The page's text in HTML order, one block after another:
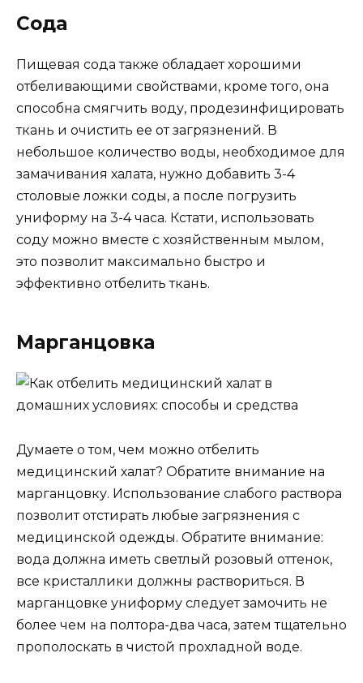
Сода
Пищевая сода также обладает хорошими
отбеливающими свойствами, кроме того, она
способна смягчить воду, продезинфицировать
ткань и очистить ее от загрязнений. В
небольшое количество воды, необходимое для
замачивания халата, нужно добавить 3-4
столовые ложки соды, а после погрузить
униформу на 3-4 часа. Кстати, использовать
соду можно вместе с хозяйственным мылом,
это позволит максимально быстро и
эффективно отбелить ткань.
Марганцовка
Думаете о том, чем можно отбелить
медицинский халат? Обратите внимание на
марганцовку. Использование слабого раствора
позволит отстирать любые загрязнения с
медицинской одежды. Обратите внимание:
вода должна иметь светлый розовый оттенок,
все кристаллики должны раствориться. В
марганцовке униформу следует замочить не
более чем на полтора-два часа, затем тщательно
прополоскать в чистой прохладной воде.